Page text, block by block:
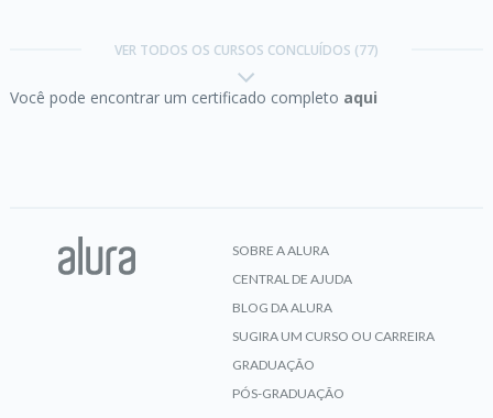
Carreira Análise de Dados:Checkpoint Nível 3
VER TODOS OS CURSOS CONCLUÍDOS (77)
Você pode encontrar um certificado completo aqui
SOBRE A ALURA
CENTRAL DE AJUDA
BLOG DA ALURA
SUGIRA UM CURSO OU CARREIRA
GRADUAÇÃO
PÓS-GRADUAÇÃO